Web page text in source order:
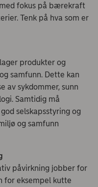
fokus på bærekraft
Tenk på hva som er
produkter og
samfunn. Dette kan
av sykdommer, sunn
Samtidig må
selskapsstyring og
og samfunn
påvirkning jobber for
for eksempel kutte